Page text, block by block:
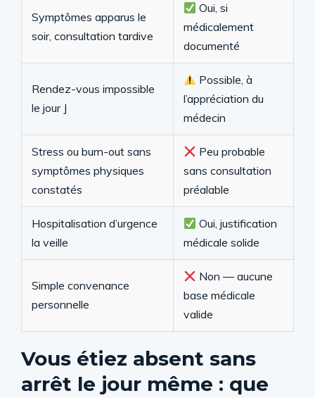
Symptômes apparus le
soir, consultation tardive
Oui, si
médicalement
documenté
Rendez-vous impossible
le jour J
Possible, à
l’appréciation du
médecin
Stress ou burn-out sans
symptômes physiques
constatés
Peu probable
sans consultation
préalable
Hospitalisation d’urgence
la veille
Oui, justification
médicale solide
Simple convenance
personnelle
Non — aucune
base médicale
valide
Vous étiez absent sans
arrêt le jour même : que